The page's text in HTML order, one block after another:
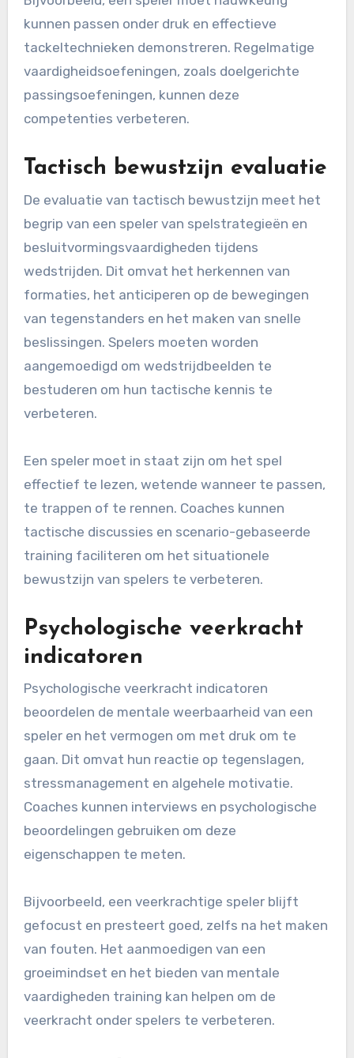
kunnen passen onder druk en effectieve
tackeltechnieken demonstreren. Regelmatige
vaardigheidsoefeningen, zoals doelgerichte
passingsoefeningen, kunnen deze
competenties verbeteren.
Tactisch bewustzijn evaluatie
De evaluatie van tactisch bewustzijn meet het
begrip van een speler van spelstrategieën en
besluitvormingsvaardigheden tijdens
wedstrijden. Dit omvat het herkennen van
formaties, het anticiperen op de bewegingen
van tegenstanders en het maken van snelle
beslissingen. Spelers moeten worden
aangemoedigd om wedstrijdbeelden te
bestuderen om hun tactische kennis te
verbeteren.
Een speler moet in staat zijn om het spel
effectief te lezen, wetende wanneer te passen,
te trappen of te rennen. Coaches kunnen
tactische discussies en scenario-gebaseerde
training faciliteren om het situationele
bewustzijn van spelers te verbeteren.
Psychologische veerkracht
indicatoren
Psychologische veerkracht indicatoren
beoordelen de mentale weerbaarheid van een
speler en het vermogen om met druk om te
gaan. Dit omvat hun reactie op tegenslagen,
stressmanagement en algehele motivatie.
Coaches kunnen interviews en psychologische
beoordelingen gebruiken om deze
eigenschappen te meten.
Bijvoorbeeld, een veerkrachtige speler blijft
gefocust en presteert goed, zelfs na het maken
van fouten. Het aanmoedigen van een
groeimindset en het bieden van mentale
vaardigheden training kan helpen om de
veerkracht onder spelers te verbeteren.